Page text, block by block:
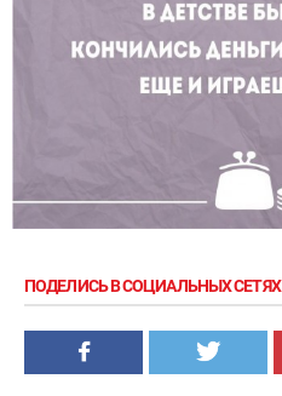
ПОДЕЛИСЬ В СОЦИАЛЬНЫХ СЕТЯХ